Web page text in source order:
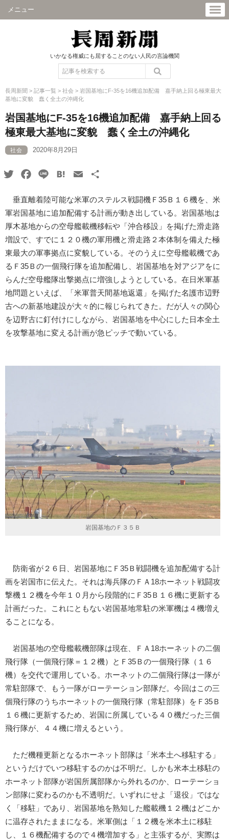
メニュー
いかなる権威にも屈することのない人民の言論機関
長周新聞 > 記事一覧 > 社会 > 岩国基地にF-35を16機追加配備 嘉手納上回る極東最大
基地に変貌 蠢く全土の沖縄化
岩国基地にF-35を16機追加配備 嘉手納上回る
極東最大基地に変貌 蠢く全土の沖縄化
社会 2020年8月29日
TwitterFacebook
Line HatenaEmail
垂直離着陸可能な米軍のステルス戦闘機Ｆ35Ｂ１６機を、米
軍岩国基地に追加配備する計画が動き出している。岩国基地は
厚木基地からの空母艦載機移転や「沖合移設」を掲げた滑走路
増設で、すでに１２０機の軍用機と滑走路２本体制を備えた極
東最大の軍事拠点に変貌している。そのうえに空母艦載機であ
るＦ35Ｂの一個飛行隊を追加配備し、岩国基地を対アジアをに
らんだ空母艦隊出撃拠点に増強しようとしている。在日米軍基
地問題といえば、「米軍普天間基地返還」を掲げた名護市辺野
古への新基地建設が大々的に報じられてきた。だが人々の関心
を辺野古に釘付けにしながら、岩国基地を中心にした日本全土
を攻撃基地に変える計画が急ピッチで動いている。
岩国基地のＦ３５Ｂ
防衛省が２６日、岩国基地にＦ35Ｂ戦闘機を追加配備する計
画を岩国市に伝えた。それは海兵隊のＦＡ18ホーネット戦闘攻
撃機１２機を今年１０月から段階的にＦ35Ｂ１６機に更新する
計画だった。これにともない岩国基地常駐の米軍機は４機増え
ることになる。
岩国基地の空母艦載機部隊は現在、ＦＡ18ホーネットの二個
飛行隊（一個飛行隊＝１２機）とＦ35Ｂの一個飛行隊（１６
機）を交代で運用している。ホーネットの二個飛行隊は一隊が
常駐部隊で、もう一隊がローテーション部隊だ。今回はこの三
個飛行隊のうちホーネットの一個飛行隊（常駐部隊）をＦ35Ｂ
１６機に更新するため、岩国に所属している４０機だった三個
飛行隊が、４４機に増えるという。
ただ機種更新となるホーネット部隊は「米本土へ移駐する」
というだけでいつ移駐するのかは不明だ。しかも米本土移駐の
ホーネット部隊が岩国所属部隊から外れるのか、ローテーショ
ン部隊に変わるのかも不透明だ。いずれにせよ「退役」ではな
く「移駐」であり、岩国基地を熟知した艦載機１２機はどこか
に温存されたままになる。米軍側は「１２機を米本土に移駐
し、１６機配備するので４機増加する」と主張するが、実際は